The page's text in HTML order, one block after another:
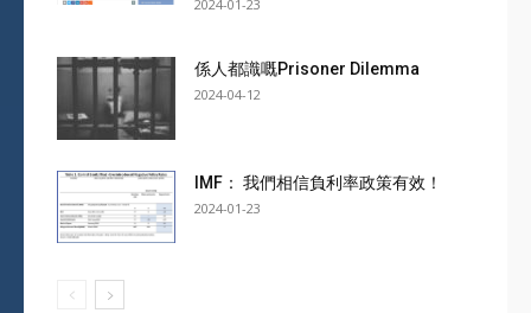
2024-01-23
係人都識嘅Prisoner Dilemma
2024-04-12
IMF： 我們相信負利率政策有效！
2024-01-23